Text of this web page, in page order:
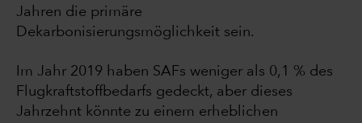
Jahren die primäre
Dekarbonisierungsmöglichkeit sein.
Im Jahr 2019 haben SAFs weniger als 0,1 % des
Flugkraftstoffbedarfs gedeckt, aber dieses
Jahrzehnt könnte zu einem erheblichen